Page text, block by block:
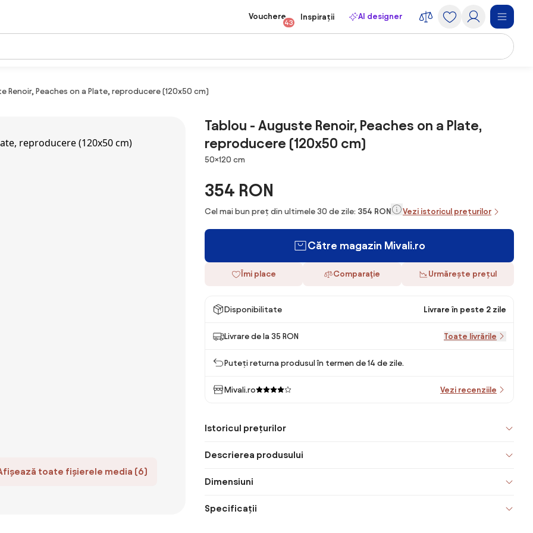
Vouchere
43
Inspirații AI designer
Renoir, Peaches on a Plate, reproducere (120x50 cm)
toate fișierele media (6)
Tablou - Auguste Renoir, Peaches on a Plate,
reproducere (120x50 cm)
Dimensiuni
50×120 cm
354 RON
Cel mai bun preț din ultimele 30 de zile: 354 RON Vezi istoricul prețurilor
Către magazin Mivali.ro
Îmi place Comparaţie Urmărește prețul
Disponibilitate Livrare în peste 2 zile
Livrare de la 35 RON Toate livrările
Puteți returna produsul în termen de 14 de zile.
Mivali.ro Vezi recenziile
Istoricul prețurilor
Descrierea produsului
Dimensiuni
Specificații